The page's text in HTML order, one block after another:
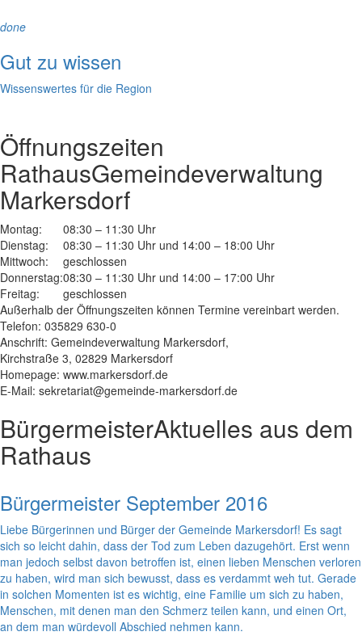
done
Gut zu wissen
Wissenswertes für die Region
Öffnungszeiten
RathausGemeindeverwaltung
Markersdorf
Montag:
08:30 – 11:30 Uhr
Dienstag:
08:30 – 11:30 Uhr und 14:00 – 18:00 Uhr
Mittwoch:
geschlossen
Donnerstag:08:30 – 11:30 Uhr und 14:00 – 17:00 Uhr
Freitag:
geschlossen
Außerhalb der Öffnungszeiten können Termine vereinbart werden.
Telefon: 035829 630-0
Anschrift: Gemeindeverwaltung Markersdorf,
Kirchstraße 3, 02829 Markersdorf
Homepage: www.markersdorf.de
E-Mail: sekretariat@gemeinde-markersdorf.de
BürgermeisterAktuelles aus dem
Rathaus
Bürgermeister September 2016
Liebe Bürgerinnen und Bürger der Gemeinde Markersdorf! Es sagt
sich so leicht dahin, dass der Tod zum Leben dazugehört. Erst wenn
man jedoch selbst davon betroffen ist, einen lieben Menschen verloren
zu haben, wird man sich bewusst, dass es verdammt weh tut. Gerade
in solchen Momenten ist es wichtig, eine Familie um sich zu haben,
Menschen, mit denen man den Schmerz teilen kann, und einen Ort,
an dem man würdevoll Abschied nehmen kann.